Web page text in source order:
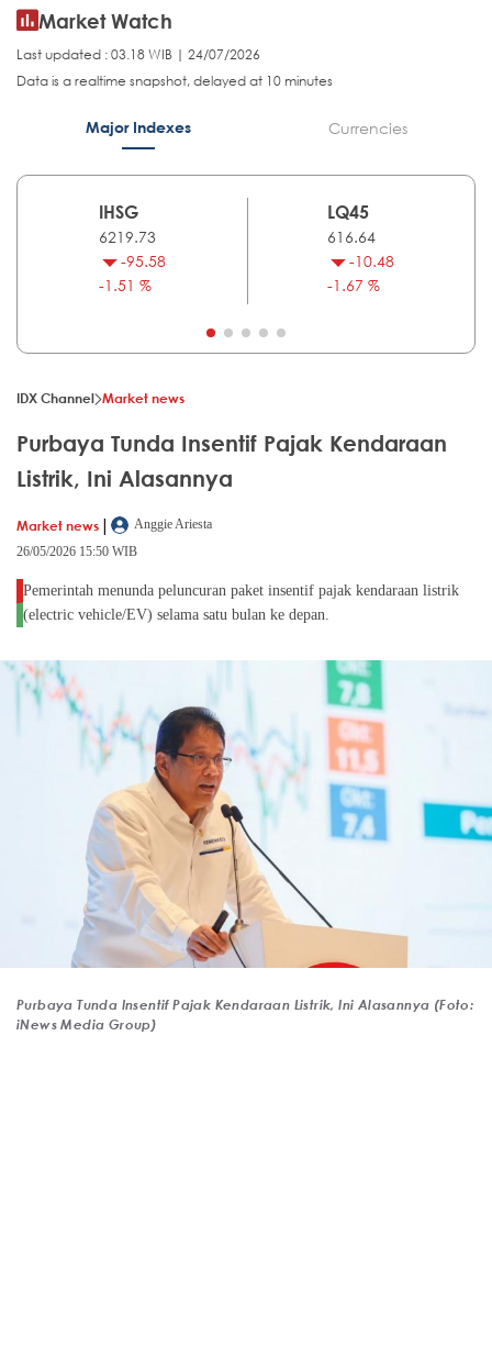
Market Watch
Last updated : 03.18 WIB | 24/07/2026
Data is a realtime snapshot, delayed at 10 minutes
Major Indexes Currencies
IHSG
6219.73
-95.58
-1.51 %
LQ45
616.64
-10.48
-1.67 %
IDX Channel Market news
Purbaya Tunda Insentif Pajak Kendaraan
Listrik, Ini Alasannya
Market news |
Anggie Ariesta
26/05/2026 15:50 WIB
Pemerintah menunda peluncuran paket insentif pajak kendaraan listrik
(electric vehicle/EV) selama satu bulan ke depan.
Purbaya Tunda Insentif Pajak Kendaraan Listrik, Ini Alasannya (Foto:
iNews Media Group)